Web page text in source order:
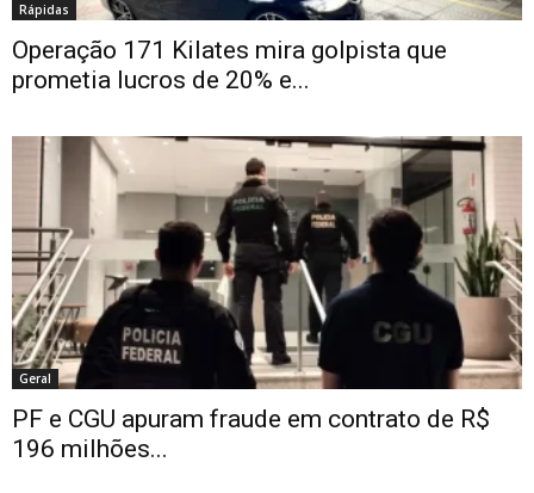
Rápidas
Operação 171 Kilates mira golpista que
prometia lucros de 20% e...
Geral
PF e CGU apuram fraude em contrato de R$
196 milhões...